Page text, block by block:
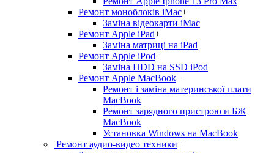
Ремонт моноблоків iMac+
Заміна відеокарти iMac
Ремонт Apple iPad+
Заміна матриці на iPad
Ремонт Apple iPod+
Заміна HDD на SSD iPod
Ремонт Apple MacBook+
Ремонт і заміна материнської плати
MacBook
Ремонт зарядного пристрою и БЖ
MacBook
Установка Windows на MacBook
Ремонт аудио-видео техники+